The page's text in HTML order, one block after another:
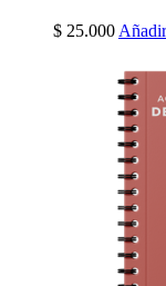
$ 25.000